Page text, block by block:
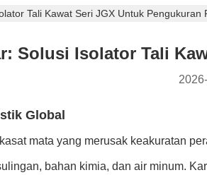
Tali Kawat Seri JGX Untuk Pengukuran
Solusi Isolator Tali
Global
mata yang merusak keakuratan
bahan kimia, dan air minum.